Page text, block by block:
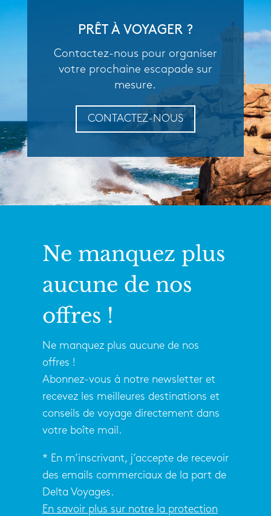
PRÊT À VOYAGER ?
Contactez-nous pour organiser
votre prochaine escapade sur
mesure.
CONTACTEZ-NOUS
Ne manquez plus
aucune de nos
offres !
Ne manquez plus aucune de nos
offres !
Abonnez-vous à notre newsletter et
recevez les meilleures destinations et
conseils de voyage directement dans
votre boîte mail.
* En m’inscrivant, j’accepte de recevoir
des emails commerciaux de la part de
Delta Voyages.
En savoir plus sur notre la protection